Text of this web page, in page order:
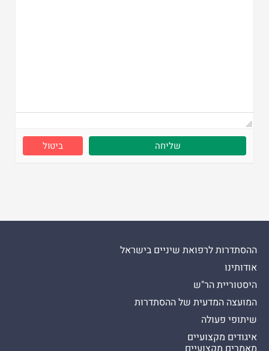
ביטול
ההסתדרות לרפואת שיניים בישראל
אודותינו
היסטוריית הר"ש
המועצה המדעית של ההסתדרות
שיתופי פעולה
איגודים מקצועיים